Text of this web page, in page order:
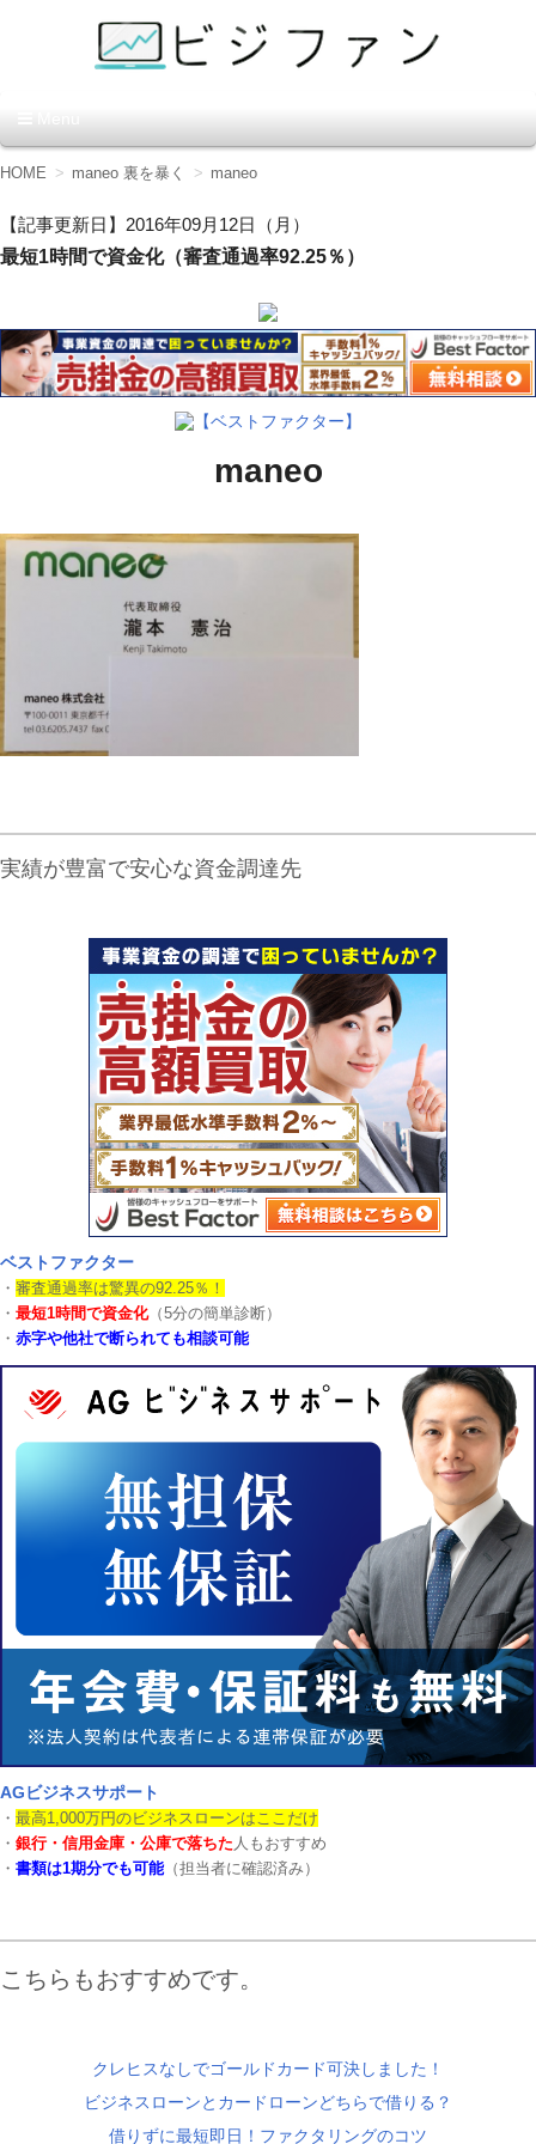
ン】
コ
テ
ン
ツ
動
HOME maneo 裏を暴く maneo
【記事更新日】2016年09月12日（月）
最短1時間で資金化（審査通過率92.25％）
【ベストファクター】
maneo
実績が豊富で安心な資金調達先
ベストファクター
・ 審査通過率は驚異の92.25％！
・ 最短1時間で資金化（5分の簡単診断）
・ 赤字や他社で断られても相談可能
AGビジネスサポート
・ 最高1,000万円のビジネスローンはここだけ
・ 銀行・信用金庫・公庫で落ちた 人もおすすめ
・ 書類は1期分でも可能 （担当者に確認済み）
こちらもおすすめです。
クレヒスなしでゴールドカード可決しました！
ビジネスローンとカードローンどちらで借りる？
借りずに最短即日！ファクタリングのコツ